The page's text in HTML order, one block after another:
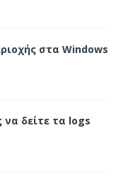
στα Windows
δείτε τα logs